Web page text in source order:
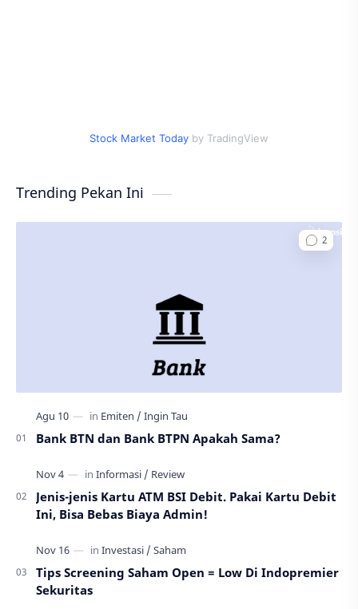
Stock Market Today by TradingView
Trending Pekan Ini
Bank BTN dan Bank BTPN Apakah Sama?
Jenis-jenis Kartu ATM BSI Debit. Pakai Kartu Debit
Ini, Bisa Bebas Biaya Admin!
Tips Screening Saham Open = Low Di Indopremier
Sekuritas